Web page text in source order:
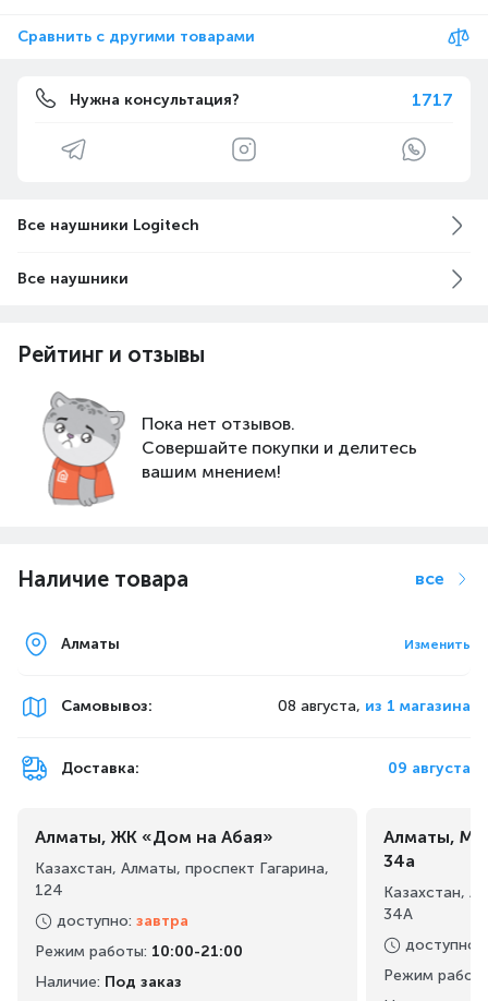
Сравнить с другими товарами
Нужна консультация? 1717
Все наушники Logitech
Все наушники
Рейтинг и отзывы
Пока нет отзывов.
Совершайте покупки и делитесь
вашим мнением!
Наличие товара все
Алматы Изменить
Самовывоз: 08 августа, из 1 магазина
Доставка: 09 августа
Алматы, ЖК «Дом на Абая»
Казахстан, Алматы, проспект Гагарина,
124
доступно: завтра
Режим работы: 10:00-21:00
Наличие: Под заказ
Алматы,
34а
Казахстан,
34А
доступно
Режим